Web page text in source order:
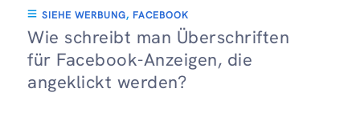
SIEHE WERBUNG, FACEBOOK
Wie schreibt man Überschriften
für Facebook-Anzeigen, die
angeklickt werden?